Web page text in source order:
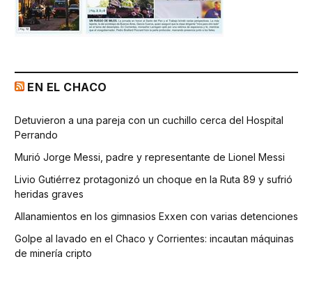
EN EL CHACO
Detuvieron a una pareja con un cuchillo cerca del Hospital
Perrando
Murió Jorge Messi, padre y representante de Lionel Messi
Livio Gutiérrez protagonizó un choque en la Ruta 89 y sufrió
heridas graves
Allanamientos en los gimnasios Exxen con varias detenciones
Golpe al lavado en el Chaco y Corrientes: incautan máquinas
de minería cripto